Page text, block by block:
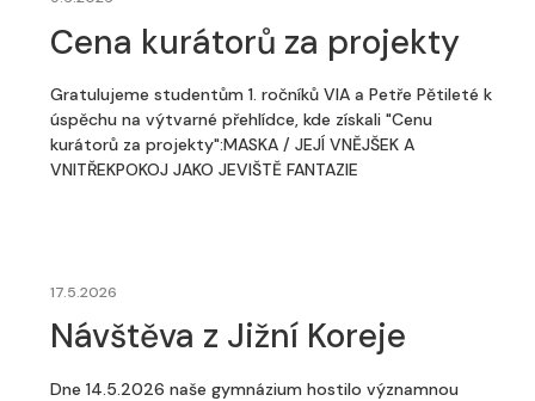
Cena kurátorů za projekty
Gratulujeme studentům 1. ročníků VIA a Petře Pětileté k
úspěchu na výtvarné přehlídce, kde získali "Cenu
kurátorů za projekty":MASKA / JEJÍ VNĚJŠEK A
VNITŘEKPOKOJ JAKO JEVIŠTĚ FANTAZIE
17.5.2026
Návštěva z Jižní Koreje
Dne 14.5.2026 naše gymnázium hostilo významnou